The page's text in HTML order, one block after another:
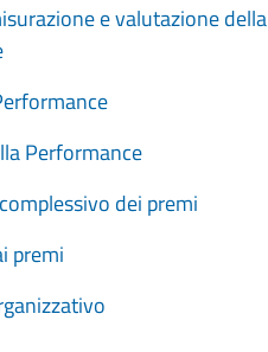
e valutazione della
Performance
dei premi
premi